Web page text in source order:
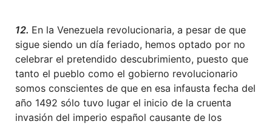
12. En la Venezuela revolucionaria, a pesar de que
sigue siendo un día feriado, hemos optado por no
celebrar el pretendido descubrimiento, puesto que
tanto el pueblo como el gobierno revolucionario
somos conscientes de que en esa infausta fecha del
año 1492 sólo tuvo lugar el inicio de la cruenta
invasión del imperio español causante de los